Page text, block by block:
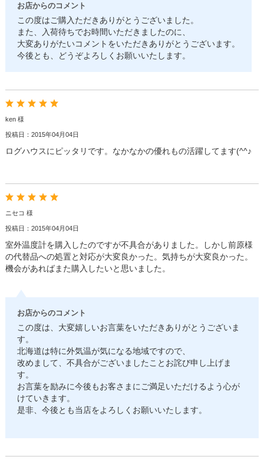
お店からのコメント
この度はご購入ただきありがとうございました。
また、入荷待ちでお時間いただきましたのに、
大変ありがたいコメントをいただきありがとうございます。
今後とも、どうぞよろしくお願いいたします。
ken 様
投稿日：2015年04月04日
ログハウスにピッタリです。なかなかの優れもの活躍してます(^^♪
ニセコ 様
投稿日：2015年04月04日
室外温度計を購入したのですが不具合がありました。しかし前原様
の代替品への処置と対応が大変良かった。気持ちが大変良かった。
機会があればまた購入したいと思いました。
お店からのコメント
この度は、大変嬉しいお言葉をいただきありがとうございま
す。
北海道は特に外気温が気になる地域ですので、
改めまして、不具合がございましたことお詫び申し上げま
す。
お言葉を励みに今後もお客さまにご満足いただけるよう心が
けていきます。
是非、今後とも当店をよろしくお願いいたします。